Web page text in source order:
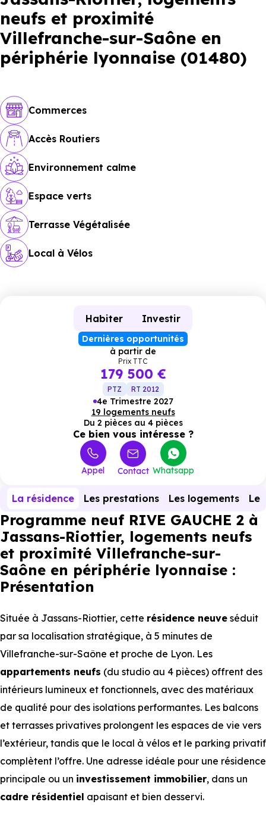
neufs et proximité
Villefranche-sur-Saône en
périphérie lyonnaise (01480)
Commerces
Accès Routiers
Environnement calme
Espace verts
Terrasse Végétalisée
Local à Vélos
Habiter Investir
Dernières opportunités
à partir de
Prix TTC
179 500 €
PTZ RT 2012
4e Trimestre 2027
19 logements neufs
Du 2 pièces au 4 pièces
Ce bien vous intéresse ?
Appel Contact Whatsapp
La résidence Les prestations Les logements Le
Programme neuf RIVE GAUCHE 2 à
Jassans-Riottier, logements neufs
et proximité Villefranche-sur-
Saône en périphérie lyonnaise :
Présentation
Située à Jassans-Riottier, cette résidence neuve séduit
par sa localisation stratégique, à 5 minutes de
Villefranche-sur-Saône et proche de Lyon. Les
appartements neufs (du studio au 4 pièces) offrent des
intérieurs lumineux et fonctionnels, avec des matériaux
de qualité pour des isolations performantes. Les balcons
et terrasses privatives prolongent les espaces de vie vers
l’extérieur, tandis que le local à vélos et le parking privatif
complètent l’offre. Une adresse idéale pour une résidence
principale ou un investissement immobilier, dans un
cadre résidentiel apaisant et bien desservi.